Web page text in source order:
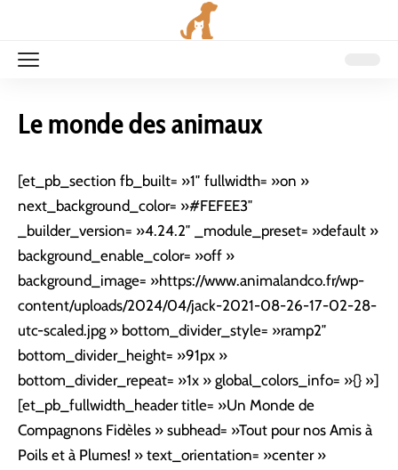
Le monde des animaux
[et_pb_section fb_built= »1″ fullwidth= »on »
next_background_color= »#FEFEE3″
_builder_version= »4.24.2″ _module_preset= »default »
background_enable_color= »off »
background_image= »https://www.animalandco.fr/wp-
content/uploads/2024/04/jack-2021-08-26-17-02-28-
utc-scaled.jpg » bottom_divider_style= »ramp2″
bottom_divider_height= »91px »
bottom_divider_repeat= »1x » global_colors_info= »{} »]
[et_pb_fullwidth_header title= »Un Monde de
Compagnons Fidèles » subhead= »Tout pour nos Amis à
Poils et à Plumes! » text_orientation= »center »